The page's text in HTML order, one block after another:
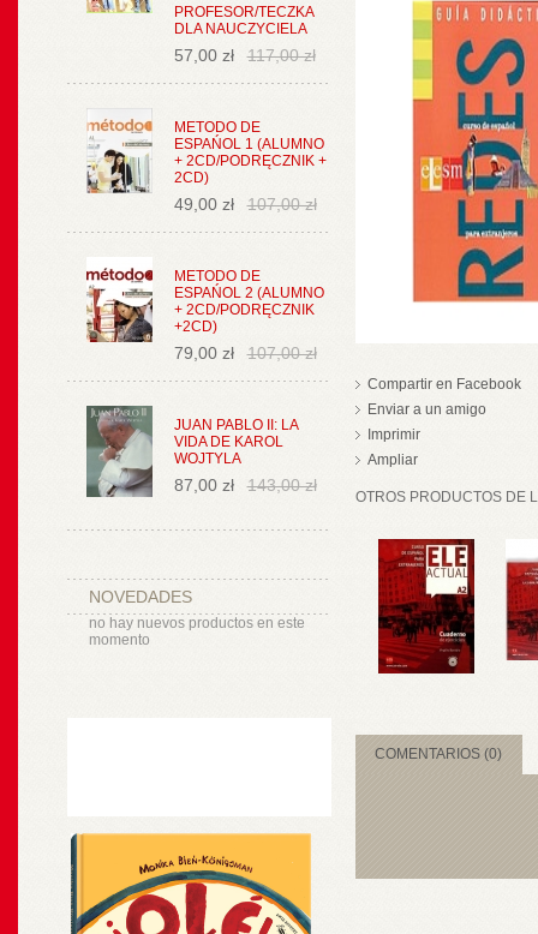
PROFESOR/TECZKA
DLA NAUCZYCIELA
57,00 zł 117,00 zł
METODO DE
ESPAŃOL 1 (ALUMNO
+ 2CD/PODRĘCZNIK +
2CD)
49,00 zł 107,00 zł
METODO DE
ESPAŃOL 2 (ALUMNO
+ 2CD/PODRĘCZNIK
+2CD)
79,00 zł 107,00 zł
JUAN PABLO II: LA
VIDA DE KAROL
WOJTYLA
87,00 zł 143,00 zł
NOVEDADES
no hay nuevos productos en este
momento
Compartir en Facebook
Enviar a un amigo
Imprimir
Ampliar
OTROS PRODUCTOS DE
COMENTARIOS (0)